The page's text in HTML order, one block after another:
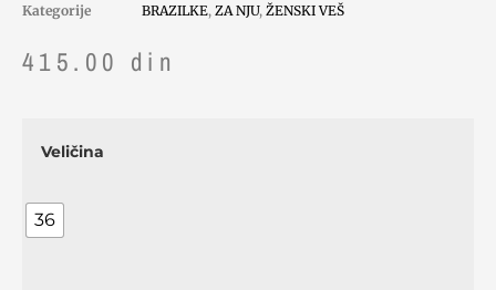
Kategorije
BRAZILKE, ZA NJU, ŽENSKI VEŠ
415.00 din
Veličina
36